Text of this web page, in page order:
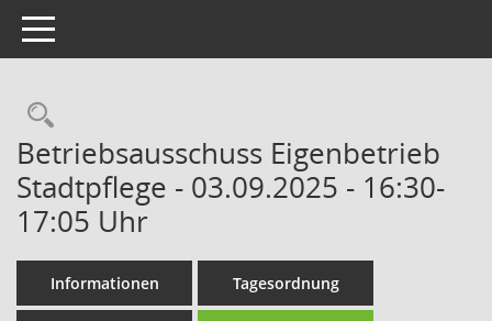
Toggle navigation
Rechercheauswahl
Betriebsausschuss Eigenbetrieb
Stadtpflege - 03.09.2025 - 16:30-
17:05 Uhr
Informationen Tagesordnung